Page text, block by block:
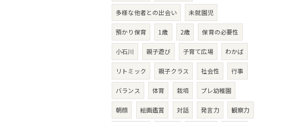
多様な他者との出会い 未就園児
預かり保育 1歳 2歳 保育の必要性
小石川 親子遊び 子育て広場 わかば
リトミック 親子クラス 社会性 行事
バランス 体育 栽培 プレ幼稚園
朝顔 絵画鑑賞 対話 発言力 観察力